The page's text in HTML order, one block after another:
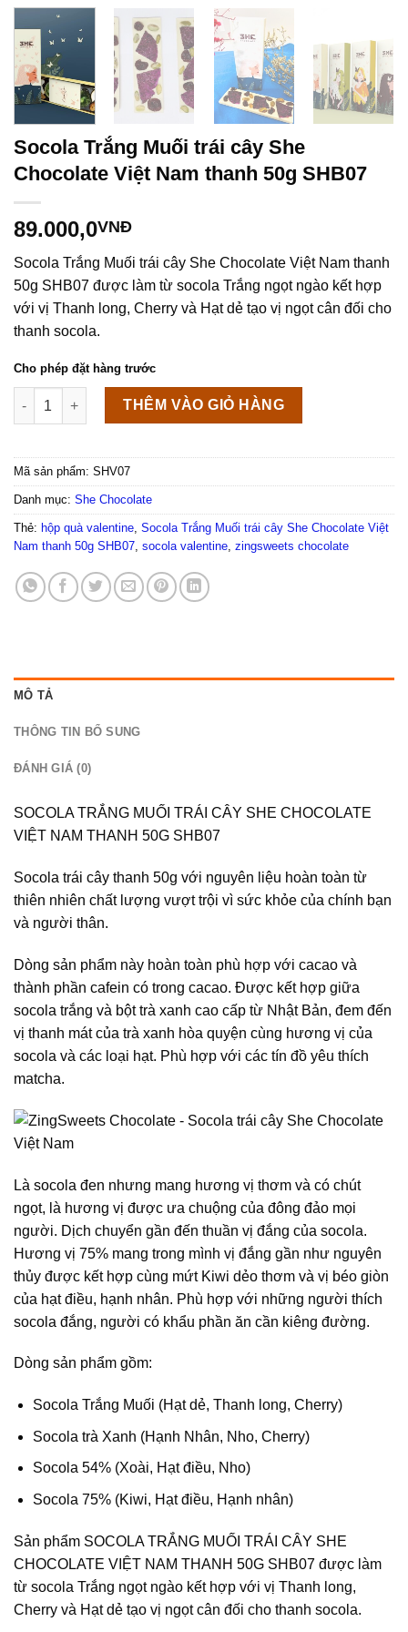
Socola Trắng Muối trái cây She
Chocolate Việt Nam thanh 50g SHB07
89.000,0VNĐ
Socola Trắng Muối trái cây She Chocolate Việt Nam thanh
50g SHB07 được làm từ socola Trắng ngọt ngào kết hợp
với vị Thanh long, Cherry và Hạt dẻ tạo vị ngọt cân đối cho
thanh socola.
Cho phép đặt hàng trước
Socola Trắng Muối trái cây She Chocolate Việt Nam thanh 50g
THÊM VÀO GIỎ HÀNG
Mã sản phẩm: SHV07
Danh mục: She Chocolate
Thẻ: hộp quà valentine, Socola Trắng Muối trái cây She Chocolate Việt
Nam thanh 50g SHB07, socola valentine, zingsweets chocolate
MÔ TẢ
THÔNG TIN BỔ SUNG
ĐÁNH GIÁ (0)
SOCOLA TRẮNG MUỐI TRÁI CÂY SHE CHOCOLATE
VIỆT NAM THANH 50G SHB07
Socola trái cây thanh 50g với nguyên liệu hoàn toàn từ
thiên nhiên chất lượng vượt trội vì sức khỏe của chính bạn
và người thân.
Dòng sản phẩm này hoàn toàn phù hợp với cacao và
thành phần cafein có trong cacao. Được kết hợp giữa
socola trắng và bột trà xanh cao cấp từ Nhật Bản, đem đến
vị thanh mát của trà xanh hòa quyện cùng hương vị của
socola và các loại hạt. Phù hợp với các tín đồ yêu thích
matcha.
Là socola đen nhưng mang hương vị thơm và có chút
ngọt, là hương vị được ưa chuộng của đông đảo mọi
người. Dịch chuyển gần đến thuần vị đắng của socola.
Hương vị 75% mang trong mình vị đắng gần như nguyên
thủy được kết hợp cùng mứt Kiwi dẻo thơm và vị béo giòn
của hạt điều, hạnh nhân. Phù hợp với những người thích
socola đắng, người có khẩu phần ăn cần kiêng đường.
Dòng sản phẩm gồm:
Socola Trắng Muối (Hạt dẻ, Thanh long, Cherry)
Socola trà Xanh (Hạnh Nhân, Nho, Cherry)
Socola 54% (Xoài, Hạt điều, Nho)
Socola 75% (Kiwi, Hạt điều, Hạnh nhân)
Sản phẩm SOCOLA TRẮNG MUỐI TRÁI CÂY SHE
CHOCOLATE VIỆT NAM THANH 50G SHB07 được làm
từ socola Trắng ngọt ngào kết hợp với vị Thanh long,
Cherry và Hạt dẻ tạo vị ngọt cân đối cho thanh socola.